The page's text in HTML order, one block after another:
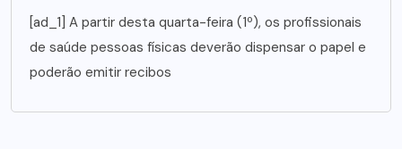
[ad_1] A partir desta quarta-feira (1º), os profissionais
de saúde pessoas físicas deverão dispensar o papel e
poderão emitir recibos